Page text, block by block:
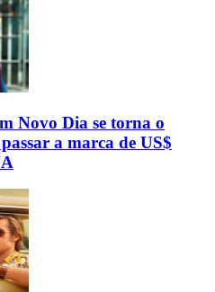
Novo Dia se torna o
a marca de US$